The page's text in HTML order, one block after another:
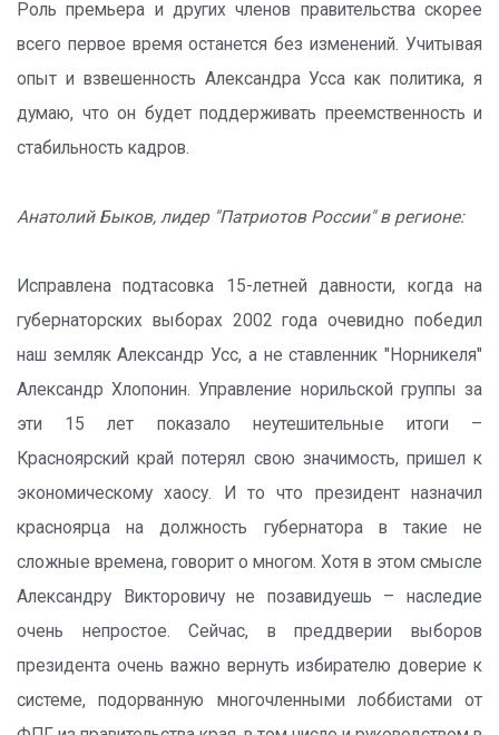
Роль премьера и других членов правительства скорее
всего первое время останется без изменений. Учитывая
опыт и взвешенность Александра Усса как политика, я
думаю, что он будет поддерживать преемственность и
стабильность кадров.
Анатолий Быков, лидер "Патриотов России" в регионе:
Исправлена подтасовка 15-летней давности, когда на
губернаторских выборах 2002 года очевидно победил
наш земляк Александр Усс, а не ставленник "Норникеля"
Александр Хлопонин. Управление норильской группы за
эти 15 лет показало неутешительные итоги –
Красноярский край потерял свою значимость, пришел к
экономическому хаосу. И то что президент назначил
красноярца на должность губернатора в такие не
сложные времена, говорит о многом. Хотя в этом смысле
Александру Викторовичу не позавидуешь – наследие
очень непростое. Сейчас, в преддверии выборов
президента очень важно вернуть избирателю доверие к
системе, подорванную многочленными лоббистами от